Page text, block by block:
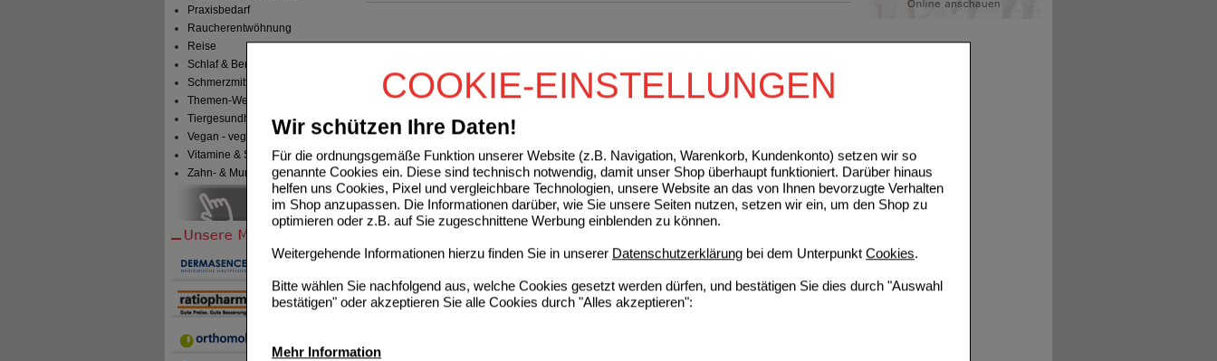
COOKIE-EINSTELLUNGEN
Wir schützen Ihre Daten!
Für die ordnungsgemäße Funktion unserer Website (z.B. Navigation, Warenkorb, Kundenkonto) setzen wir so
genannte Cookies ein. Diese sind technisch notwendig, damit unser Shop überhaupt funktioniert. Darüber hinaus
helfen uns Cookies, Pixel und vergleichbare Technologien, unsere Website an das von Ihnen bevorzugte Verhalten
im Shop anzupassen. Die Informationen darüber, wie Sie unsere Seiten nutzen, setzen wir ein, um den Shop zu
optimieren oder z.B. auf Sie zugeschnittene Werbung einblenden zu können.
Weitergehende Informationen hierzu finden Sie in unserer Datenschutzerklärung bei dem Unterpunkt Cookies.
Bitte wählen Sie nachfolgend aus, welche Cookies gesetzt werden dürfen, und bestätigen Sie dies durch "Auswahl
bestätigen" oder akzeptieren Sie alle Cookies durch "Alles akzeptieren":
Mehr Information
Praxisbedarf
Raucherentwöhnung
Reise
Schlaf & Beruhigung
Schmerzmittel
Themen-Welten
Tiergesundheit & Tierbedarf
Vegan - vegetarisch
Vitamine & Sport
Zahn- & Mundpflege